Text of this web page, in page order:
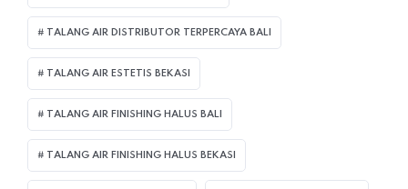
TALANG AIR DISTRIBUTOR TERPERCAYA BALI
TALANG AIR ESTETIS BEKASI
TALANG AIR FINISHING HALUS BALI
TALANG AIR FINISHING HALUS BEKASI